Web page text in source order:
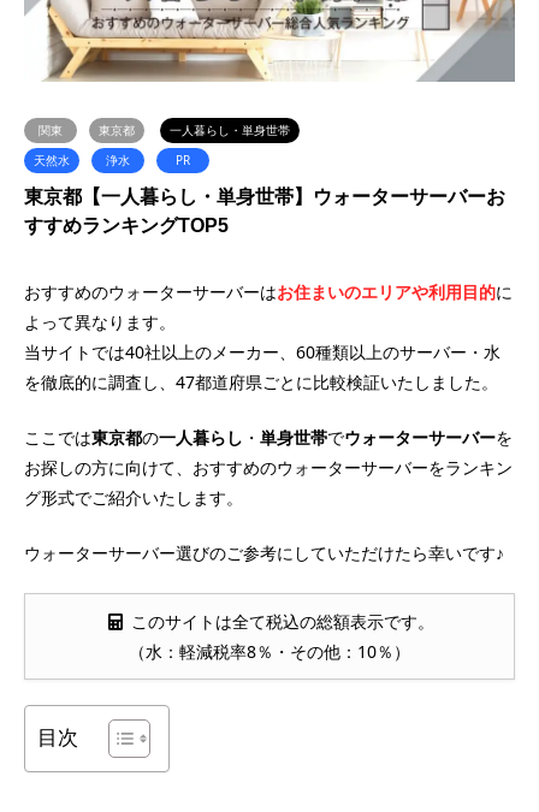
関東 東京都
一人暮らし・単身世帯
天然水
浄水 PR
東京都【一人暮らし・単身世帯】ウォーターサーバーお
すすめランキングTOP5
おすすめのウォーターサーバーはお住まいのエリアや利用目的に
よって異なります。
当サイトでは40社以上のメーカー、60種類以上のサーバー・水
を徹底的に調査し、47都道府県ごとに比較検証いたしました。
ここでは東京都の一人暮らし ・ 単身世帯でウォーターサーバーを
お探しの方に向けて、おすすめのウォーターサーバーをランキン
グ形式でご紹介いたします。
ウォーターサーバー選びのご参考にしていただけたら幸いです♪
このサイトは全て税込の総額表示です。
（水：軽減税率8％・その他：10％）
目次